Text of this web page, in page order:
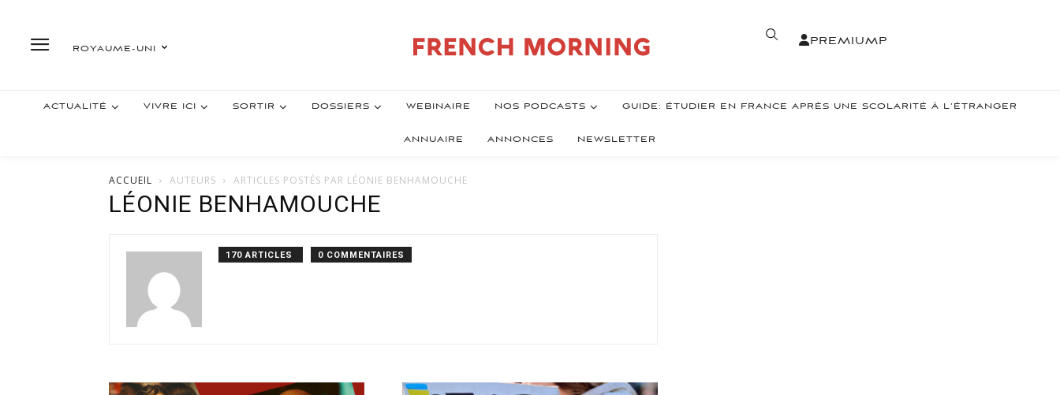
ROYAUME-UNI
PREMIUMP
ACTUALITÉ VIVRE ICI SORTIR DOSSIERS WEBINAIRE NOS PODCASTS GUIDE: ÉTUDIER EN FRANCE APRÈS UNE SCOLARITÉ À L’ÉTRANGER
ANNUAIRE ANNONCES NEWSLETTER
ACCUEIL AUTEURS ARTICLES POSTÉS PAR LÉONIE BENHAMOUCHE
LÉONIE BENHAMOUCHE
170 ARTICLES 0 COMMENTAIRES